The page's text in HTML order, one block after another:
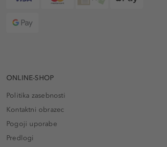
ONLINE-SHOP
Politika zasebnosti
Kontaktni obrazec
Pogoji uporabe
Predlogi